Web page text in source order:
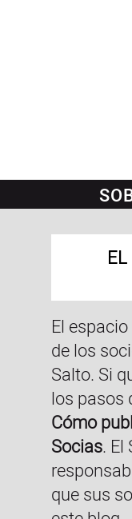
El
de los
Salto. Si
los pasos
Cómo
Socias. El
que sus